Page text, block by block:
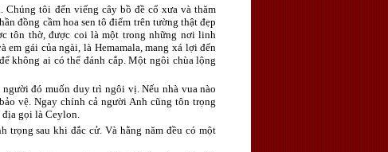
tôi đến viếng cây bồ đề cổ xưa và thăm
đồng cầm hoa sen tô điểm trên tường thật đẹp
tôn thờ, được coi là một trong những nơi linh
gái của ngài, là Hemamala, mang xá lợi đển
không ai có thể đánh cắp. Một ngôi chùa lộng
đó muốn duy trì ngôi vị. Nếu nhà vua nào
vệ. Ngay chính cả người Anh cũng tôn trọng
địa gọi là Ceylon.
trọng sau khi đắc cử. Và hằng năm đều có một